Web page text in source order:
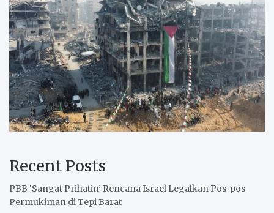
Recent Posts
PBB ‘Sangat Prihatin’ Rencana Israel Legalkan Pos-pos
Permukiman di Tepi Barat